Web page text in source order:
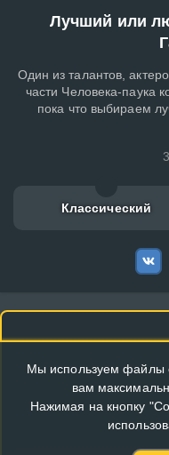
Лучший или
Один из талантов,
части Человека-паука
пока что выбираем
Классический
Мы используем файлы
вам
Нажимая на кнопку